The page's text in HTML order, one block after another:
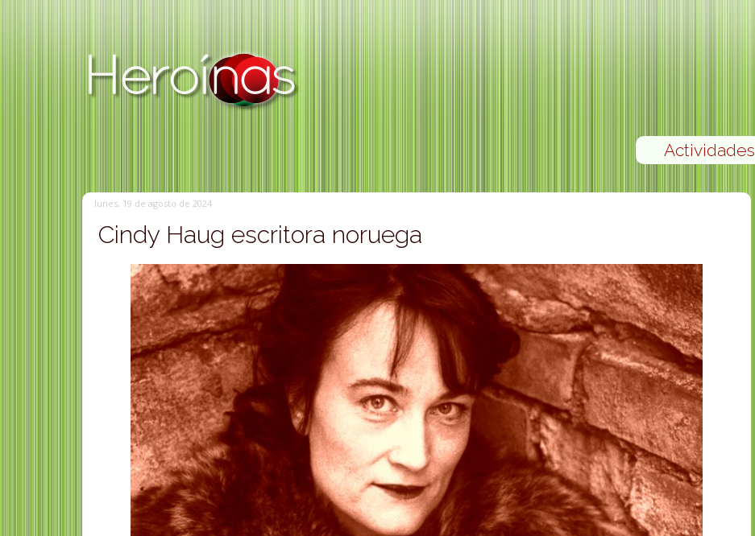
Actividades
lunes, 19 de agosto de 2024
Cindy Haug escritora noruega